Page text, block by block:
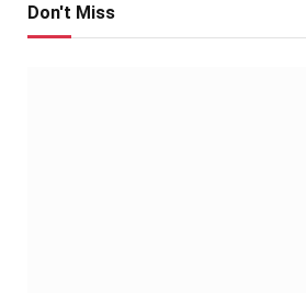
Don't Miss